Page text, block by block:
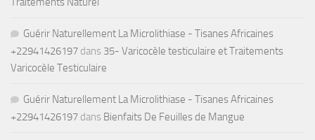
Guérir Naturellement La Microlithiase - Tisanes Africaines
+22941426197 dans 35- Varicocèle testiculaire et Traitements
Varicocèle Testiculaire
Guérir Naturellement La Microlithiase - Tisanes Africaines
+22941426197 dans Bienfaits De Feuilles de Mangue